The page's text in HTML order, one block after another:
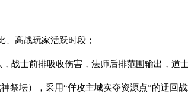
、高战玩家活跃时段；
战士前排吸收伤害，法师后排范围输出，道
祭坛），采用“佯攻主城实夺资源点”的迂回